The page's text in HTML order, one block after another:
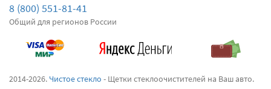
8 (800) 551-81-41
Общий для регионов России
2014-2026. Чистое стекло - Щетки стеклоочистителей на Ваш авто.